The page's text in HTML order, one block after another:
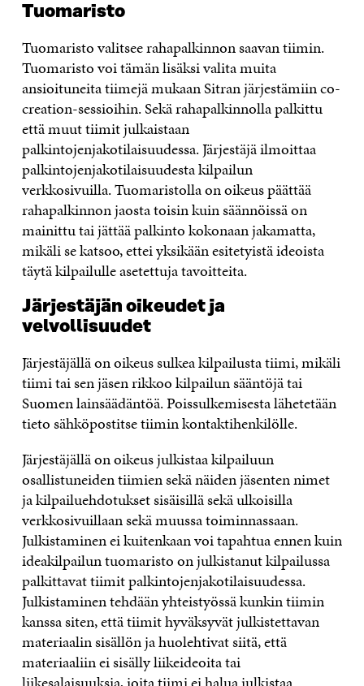
Tuomaristo
Tuomaristo valitsee rahapalkinnon saavan tiimin.
Tuomaristo voi tämän lisäksi valita muita
ansioituneita tiimejä mukaan Sitran järjestämiin co-
creation-sessioihin. Sekä rahapalkinnolla palkittu
että muut tiimit julkaistaan
palkintojenjakotilaisuudessa. Järjestäjä ilmoittaa
palkintojenjakotilaisuudesta kilpailun
verkkosivuilla. Tuomaristolla on oikeus päättää
rahapalkinnon jaosta toisin kuin säännöissä on
mainittu tai jättää palkinto kokonaan jakamatta,
mikäli se katsoo, ettei yksikään esitetyistä ideoista
täytä kilpailulle asetettuja tavoitteita.
Järjestäjän oikeudet ja
velvollisuudet
Järjestäjällä on oikeus sulkea kilpailusta tiimi, mikäli
tiimi tai sen jäsen rikkoo kilpailun sääntöjä tai
Suomen lainsäädäntöä. Poissulkemisesta lähetetään
tieto sähköpostitse tiimin kontaktihenkilölle.
Järjestäjällä on oikeus julkistaa kilpailuun
osallistuneiden tiimien sekä näiden jäsenten nimet
ja kilpailuehdotukset sisäisillä sekä ulkoisilla
verkkosivuillaan sekä muussa toiminnassaan.
Julkistaminen ei kuitenkaan voi tapahtua ennen kuin
ideakilpailun tuomaristo on julkistanut kilpailussa
palkittavat tiimit palkintojenjakotilaisuudessa.
Julkistaminen tehdään yhteistyössä kunkin tiimin
kanssa siten, että tiimit hyväksyvät julkistettavan
materiaalin sisällön ja huolehtivat siitä, että
materiaaliin ei sisälly liikeideoita tai